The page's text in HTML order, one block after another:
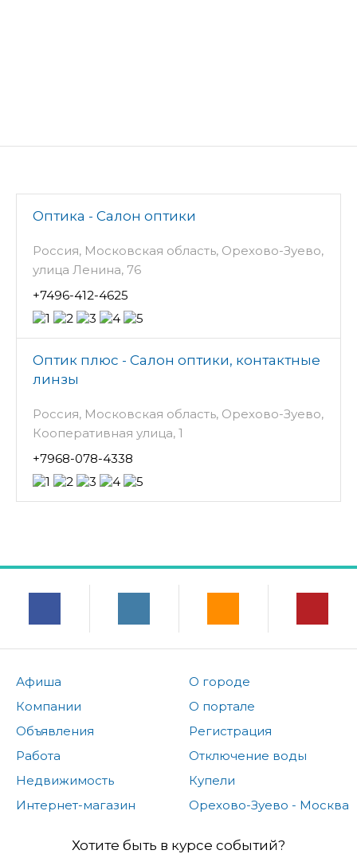
Оптика - Салон оптики
Россия, Московская область, Орехово-Зуево,
улица Ленина, 76
+7496-412-4625
Оптик плюс - Салон оптики, контактные
линзы
Россия, Московская область, Орехово-Зуево,
Кооперативная улица, 1
+7968-078-4338
Афиша
Компании
Объявления
Работа
Недвижимость
Интернет-магазин
О городе
О портале
Регистрация
Отключение воды
Купели
Орехово-Зуево - Москва
Хотите быть в курсе событий?